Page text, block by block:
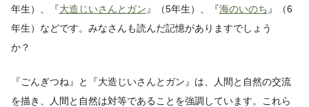
年生）、『大造じいさんとガン 』（5年生）、『海のいのち 』（6
年生）などです。みなさんも読んだ記憶がありますでしょう
か？
『ごんぎつね』と『大造じいさんとガン』は、人間と自然の交流
を描き、人間と自然は対等であることを強調しています。これら